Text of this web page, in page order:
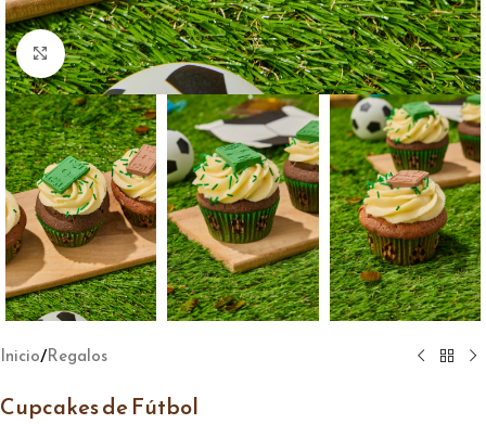
Click to enlarge
Inicio/Regalos
Cupcakes de Fútbol